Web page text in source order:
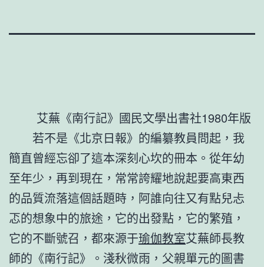
艾蕪《南行記》國民文學出書社1980年版
若不是《北京日報》的編纂教員問起，我
簡直曾經忘卻了這本深刻心坎的冊本。從年幼
至年少，再到現在，常常誇耀地說起要高東西
的品質流落這個話題時，阿誰向往又有點兒忐
忑的想象中的旅途，它的出發點，它的繁殖，
它的不斷號召，都來源于瑜伽教室艾蕪師長教
師的《南行記》。淺秋微雨，父親單元的圖書